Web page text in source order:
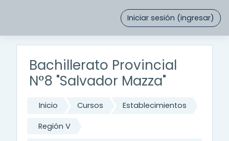
Iniciar sesión (ingresar)
Bachillerato Provincial
N°8 "Salvador Mazza"
Inicio Cursos Establecimientos
Región V